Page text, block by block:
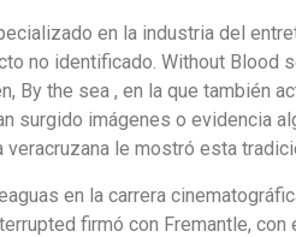
en la industria del
no identificado. Without Blood
By the sea , en la que también
surgido imágenes o evidencia
veracruzana le mostró esta
en la carrera
firmó con Fremantle,